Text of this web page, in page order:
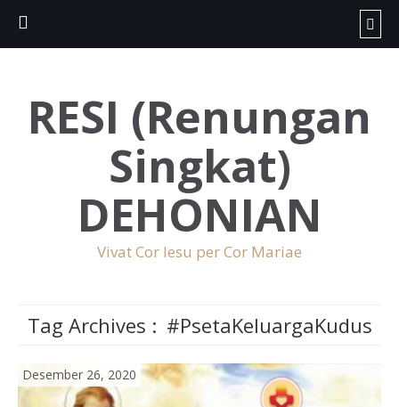
RESI (Renungan
Singkat)
DEHONIAN
Vivat Cor Iesu per Cor Mariae
Tag Archives : #PsetaKeluargaKudus
Desember 26, 2020